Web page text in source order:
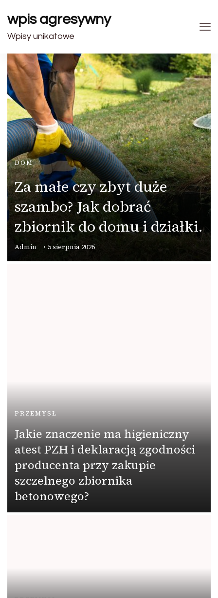
wpis agresywny
Wpisy unikatowe
DOM
Za małe czy zbyt duże
szambo? Jak dobrać
zbiornik do domu i działki.
Admin 5 sierpnia 2026
PRZEMYSŁ
Jakie znaczenie ma higieniczny
atest PZH i deklaracją zgodności
producenta przy zakupie
szczelnego zbiornika
betonowego?